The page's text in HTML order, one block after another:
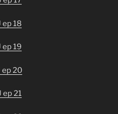
ep 18
ep 19
ep 20
ep 21